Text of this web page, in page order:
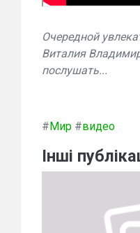
Очередной
Виталия
послушать...
#Мир #видео
Інші